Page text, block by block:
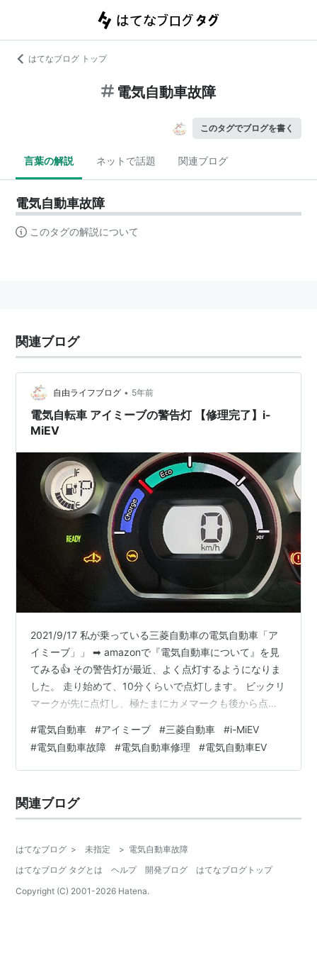
はてなブログ トップ
電気自動車故障
このタグでブログを書く
言葉の解説 ネットで話題 関連ブログ
電気自動車故障
このタグの解説について
関連ブログ
自由ライフブログ • 5年前
電気自転車 アイミーブの警告灯 【修理完了】i-
MiEV
2021/9/17 私が乗っている三菱自動車の電気自動車「ア
イミーブ」」 ➡ amazonで『電気自動車について』を見
てみる👍 その警告灯が最近、よく点灯するようになりま
した。 走り始めて、10分くらいで点灯します。 ビックリ
マークが先に点灯し、極たまにカメマークも後から点灯
で、駆動用バッテリーが、高温になっているようです。
毎日徐行で急坂登るので、負荷が大きいのかもしれませ
ん。 2021/10/31 追記 警告灯が点灯する原因が判明しま
ッテリーを冷却する方式が水冷式で、その冷却液を循環
させ…
#電気自動車 #アイミーブ #三菱自動車 #i-MiEV
#電気自動車故障 #電気自動車修理 #電気自動車EV
関連ブログ
はてなブログ > 未指定 > 電気自動車故障
はてなブログ タグとは
ヘルプ 開発ブログ
はてなブログトップ
Copyright (C) 2001-2026 Hatena.